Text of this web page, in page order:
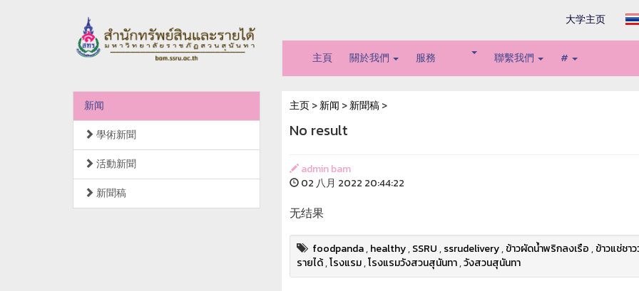
大学主页
主頁 關於我們 服務 聯繫我們 #
新闻
學術新聞
活動新聞
新聞稿
主页>新闻 >新聞稿>
No result
admin bam
02 八月 2022 20:44:22
无结果
foodpanda,healthy,SSRU,ssrudelivery,ข้าวผัดน้ำพริกลงเรือ,ข้าวแช่ชา
รายได้,โรงแรม,โรงแรมวังสวนสุนันทา,วังสวนสุนันทา